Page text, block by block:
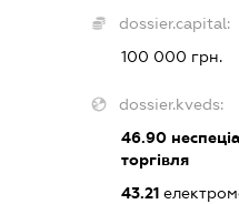
dossier.capital:
100 000 грн.
dossier.kveds:
46.90
торгівля
43.21